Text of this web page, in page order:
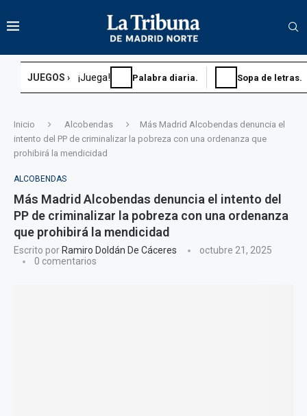
JUEGOS › ¡Juega! Palabra diaria. Sopa de letras.
Inicio Alcobendas
Más Madrid Alcobendas denuncia el
intento del PP de criminalizar la pobreza con una ordenanza que
prohibirá la mendicidad
ALCOBENDAS
Más Madrid Alcobendas denuncia el intento del
PP de criminalizar la pobreza con una ordenanza
que prohibirá la mendicidad
Escrito por Ramiro Doldán De Cáceres
octubre 21, 2025
0 comentarios